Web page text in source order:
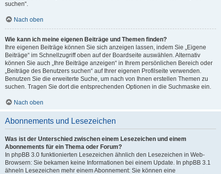
suchen“.
Nach oben
Wie kann ich meine eigenen Beiträge und Themen finden?
Ihre eigenen Beiträge können Sie sich anzeigen lassen, indem Sie „Eigene
Beiträge“ im Schnellzugriff oben auf der Boardseite auswählen. Alternativ
können Sie auch „Ihre Beiträge anzeigen“ in Ihrem persönlichen Bereich oder
„Beiträge des Benutzers suchen“ auf Ihrer eigenen Profilseite verwenden.
Benutzen Sie die erweiterte Suche, um nach von Ihnen erstellen Themen zu
suchen. Tragen Sie dort die entsprechenden Optionen in die Suchmaske ein.
Nach oben
Abonnements und Lesezeichen
Was ist der Unterschied zwischen einem Lesezeichen und einem
Abonnements für ein Thema oder Forum?
In phpBB 3.0 funktionierten Lesezeichen ähnlich den Lesezeichen in Web-
Browsern: Sie bekamen keine Informationen bei einem Update. In phpBB 3.1
ähneln Lesezeichen mehr einem Abonnement: Sie können eine